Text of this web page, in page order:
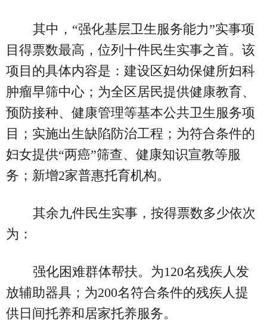
其中，“强化基层卫生服务能力”实事项
目得票数最高，位列十件民生实事之首。该
项目的具体内容是：建设区妇幼保健所妇科
肿瘤早筛中心；为全区居民提供健康教育、
预防接种、健康管理等基本公共卫生服务项
目；实施出生缺陷防治工程；为符合条件的
妇女提供“两癌”筛查、健康知识宣教等服
务；新增2家普惠托育机构。
其余九件民生实事，按得票数多少依次
为：
强化困难群体帮扶。为120名残疾人发
放辅助器具；为200名符合条件的残疾人提
供日间托养和居家托养服务。